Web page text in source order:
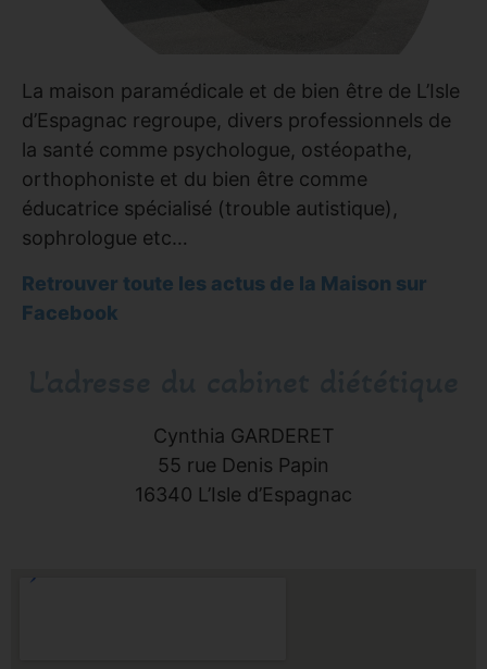
La maison paramédicale et de bien être de L’Isle
d’Espagnac regroupe, divers professionnels de
la santé comme psychologue, ostéopathe,
orthophoniste et du bien être comme
éducatrice spécialisé (trouble autistique),
sophrologue etc…
Retrouver toute les actus de la Maison sur
Facebook
Cynthia GARDERET
55 rue Denis Papin
16340 L’Isle d’Espagnac